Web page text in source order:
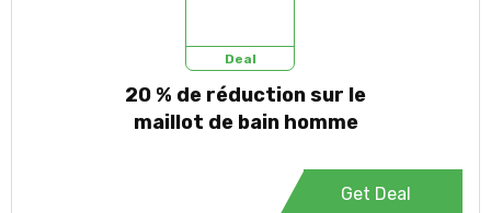
Deal
20 % de réduction sur le
maillot de bain homme
Get Deal